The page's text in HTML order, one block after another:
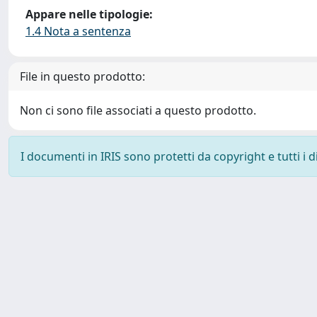
Appare nelle tipologie:
1.4 Nota a sentenza
File in questo prodotto:
Non ci sono file associati a questo prodotto.
I documenti in IRIS sono protetti da copyright e tutti i